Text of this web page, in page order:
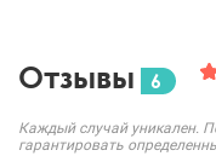
Отзывы 6
Каждый случай уникален.
гарантировать